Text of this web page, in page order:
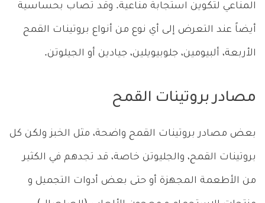
المناعي لتكوين استجابة مناعية. وقد تصاب بحساسية
أيضاً عند التعرض إلى أي نوع من أنواع بروتينات القمح
الأربعة، ألبيومين، جلوبيويلين، جيادين أو الجيلوتن.
مصادر بروتينات القمح
بعض مصادر بروتينات القمح واضحة، مثل الخبز ولكن كل
بروتينات القمح، والجليوتن خاصة، قد تجدهم في الكثير
من الأطعمة المجهزة أو حتى بعض أدوات التجميل و